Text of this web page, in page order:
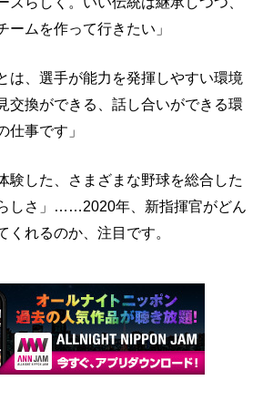
ームを作って行きたい」
は、選手が能力を発揮しやすい環境
交換ができる、話し合いができる環
仕事です」
験した、さまざまな野球を総合した
しさ」……2020年、新指揮官がどん
くれるのか、注目です。